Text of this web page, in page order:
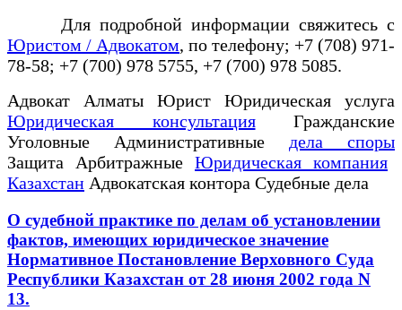
Для подробной информации свяжитесь с
Юристом / Адвокатом, по телефону; +7 (708) 971-
78-58; +7 (700) 978 5755, +7 (700) 978 5085.
Адвокат Алматы Юрист Юридическая услуга
Юридическая консультацияГражданские
Уголовные Административные дела споры
Защита Арбитражные Юридическая компания
Казахстан Адвокатская контора Судебные дела
О судебной практике по делам об установлении
фактов, имеющих юридическое значение
Нормативное Постановление Верховного Суда
Республики Казахстан от 28 июня 2002 года N
13.